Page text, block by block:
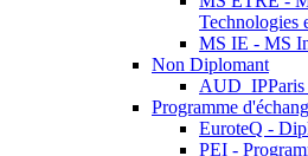
Technologies
MS IE - MS
Non Diplomant
Programme
EuroteQ -
PEI -